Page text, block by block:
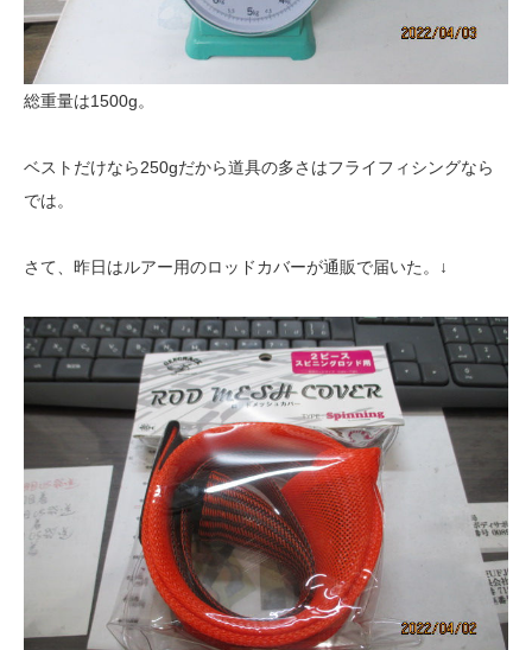
総重量は1500g。
ベストだけなら250gだから道具の多さはフライフィシングなら
では。
さて、昨日はルアー用のロッドカバーが通販で届いた。↓